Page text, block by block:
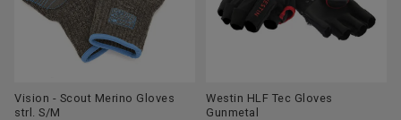
och fleecebuffför maximal komfort vid kallt väder.
Köp handskar och vantar för fiske hos Upplevstore.se –
Vision - Scout Merino Gloves
strl. S/M
Westin HLF Tec Gloves
Gunmetal